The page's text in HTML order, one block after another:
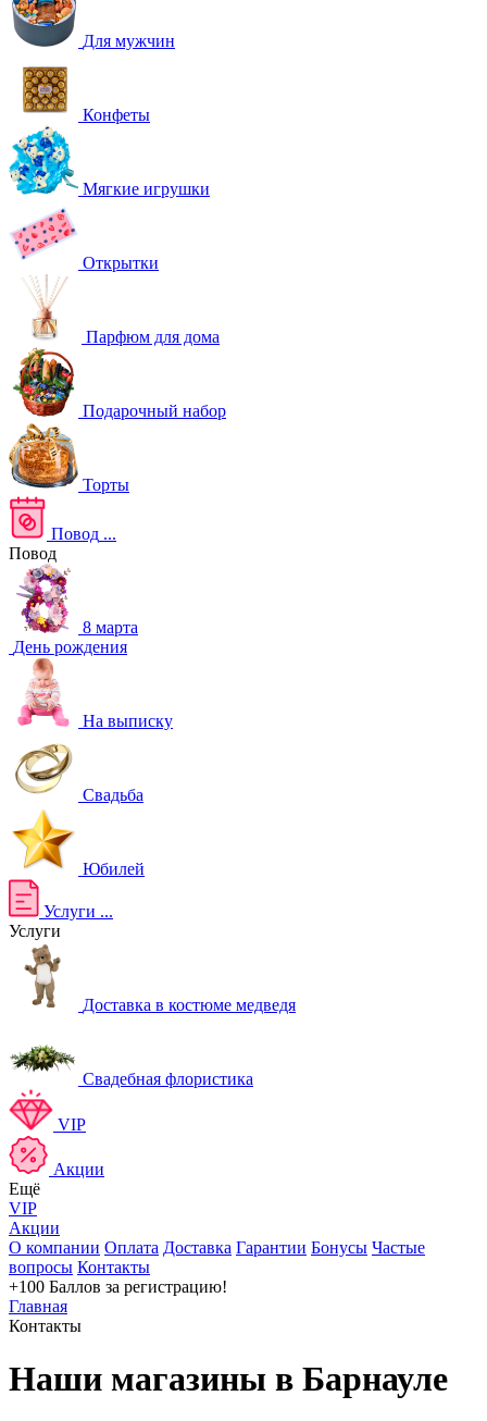
Для мужчин
Конфеты
Мягкие игрушки
Открытки
Парфюм для дома
Подарочный набор
Торты
Повод ...
Повод
8 марта
День рождения
На выписку
Свадьба
Юбилей
Услуги ...
Услуги
Доставка в костюме медведя
Свадебная флористика
VIP
Акции
Ещё
VIP
Акции
О компании Оплата Доставка Гарантии Бонусы Частые
вопросы Контакты
+100 Баллов за регистрацию!
Главная
Контакты
Наши магазины в Барнауле